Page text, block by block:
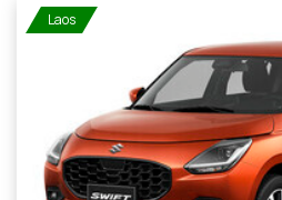
Складские
Laos